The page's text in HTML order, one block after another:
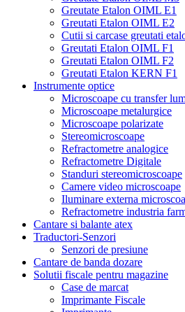
Greutate Etalon OIML E1
Greutati Etalon OIML E2
Cutii si carcase greutati
Greutati Etalon OIML F1
Greutati Etalon OIML F2
Greutati Etalon KERN F1
Instrumente optice
Microscoape cu transfer
Microscoape metalurgice
Microscoape polarizate
Stereomicroscoape
Refractometre analogice
Refractometre Digitale
Standuri stereomicroscoape
Camere video microscoape
Iluminare externa
Refractometre industria
Cantare si balante atex
Traductori-Senzori
Senzori de presiune
Cantare de banda dozare
Solutii fiscale pentru magazine
Case de marcat
Imprimante Fiscale